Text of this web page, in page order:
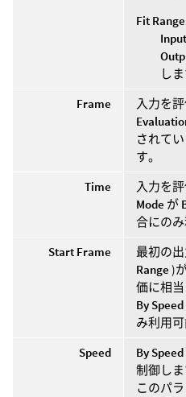
Fit Range
しま
Frame
入力を
されて
す。
Time
入力を
Mode が
合にのみ
Start Frame
最初の
Range )
価に相当
By Speed
み利用可
Speed
By Speed
制御しま
このパ